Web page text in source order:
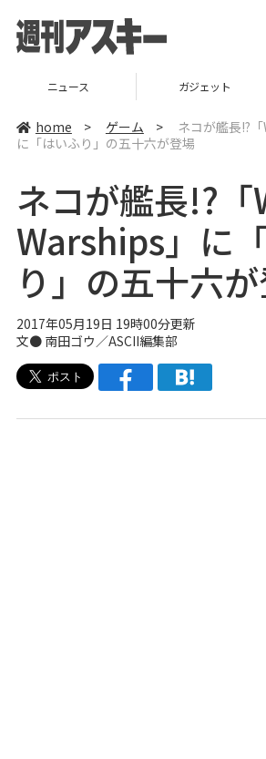
ニュース ガジェット
home > ゲーム >
ネコが艦長!?
に「はいふり」の五十六が登場
ネコが艦長!?
Warships」に
り」の五十六
2017年05月19日 19時00分更新
文● 南田ゴウ／ASCII編集部